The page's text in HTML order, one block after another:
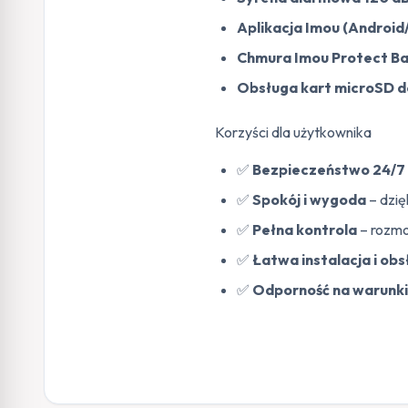
Aplikacja Imou
Chmura Imou Protect
Obsługa kart microSD
Korzyści dla użytkownika
✅ Bezpieczeństwo 24/7
✅ Spokój i wygoda –
✅ Pełna kontrola –
✅ Łatwa instalacja i
✅ Odporność na